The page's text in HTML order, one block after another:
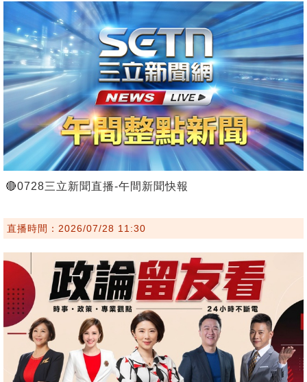
🔴0728三立新聞直播-午間新聞快報
直播時間：2026/07/28 11:30